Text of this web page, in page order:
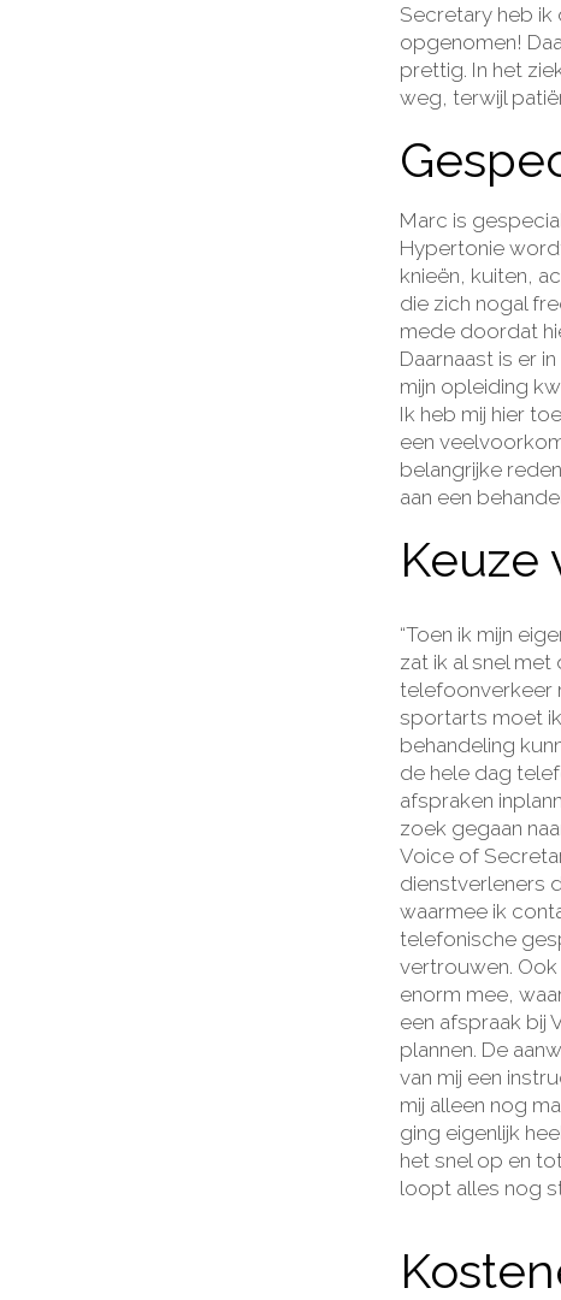
Secretary heb
opgenomen!
prettig. In het
weg, terwijl
Marc is
Hypertonie
knieën, kuiten,
die zich nogal
mede doordat
Daarnaast is er
mijn opleiding
Ik heb mij hier
een
belangrijke
aan een
Keuze
“Toen ik mijn
zat ik al snel met
telefoonverkeer
sportarts moet
behandeling
de hele dag
afspraken
zoek gegaan
Voice of
dienstverleners
waarmee ik
telefonische
vertrouwen. Ook
enorm mee,
een afspraak bij
plannen. De
van mij een
mij alleen nog
ging eigenlijk
het snel op en
loopt alles nog